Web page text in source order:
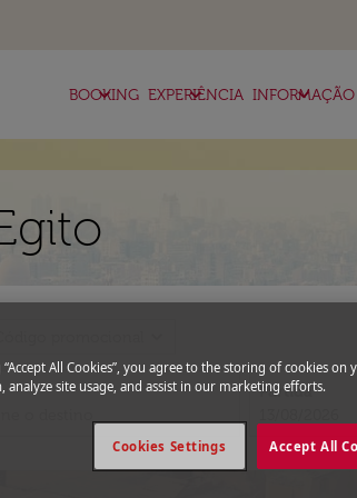
BOOKING
keyboard_arrow_down EXPERIÊNCIA
keyboard_arrow_down INFORMAÇÃO
keyboard_arrow_down
Partida
“Accept All Cookies”, you agree to the storing of cookies on
analyze site usage, and assist in our marketing efforts.
Accept All
Cookies Settings